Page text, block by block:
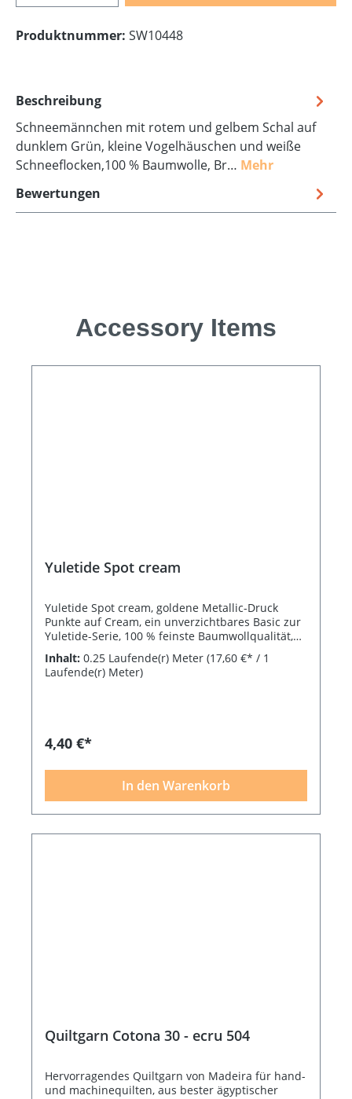
Produktnummer: SW10448
Beschreibung
Schneemännchen mit rotem und gelbem Schal auf
dunklem Grün, kleine Vogelhäuschen und weiße
Schneeflocken,100 % Baumwolle, Br… Mehr
Bewertungen
Produktgalerie überspringen
Accessory Items
Yuletide Spot cream
Yuletide Spot cream, goldene Metallic-Druck
Punkte auf Cream, ein unverzichtbares Basic zur
Yuletide-Serie, 100 % feinste Baumwollqualität,
Inhalt: 0.25 Laufende(r) Meter (17,60 €* / 1
Laufende(r) Meter)
4,40 €*
In den Warenkorb
Quiltgarn Cotona 30 - ecru 504
Hervorragendes Quiltgarn von Madeira für hand-
und machinequilten, aus bester ägyptischer